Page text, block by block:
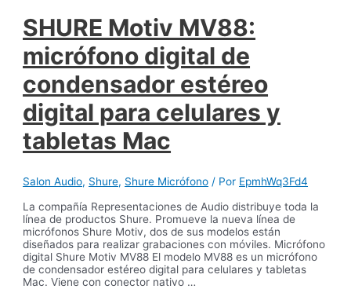
SHURE Motiv MV88:
micrófono digital de
condensador estéreo
digital para celulares y
tabletas Mac
Salon Audio, Shure, Shure Micrófono / Por EpmhWq3Fd4
La compañía Representaciones de Audio distribuye toda la
línea de productos Shure. Promueve la nueva línea de
micrófonos Shure Motiv, dos de sus modelos están
diseñados para realizar grabaciones con móviles. Micrófono
digital Shure Motiv MV88 El modelo MV88 es un micrófono
de condensador estéreo digital para celulares y tabletas
Mac. Viene con conector nativo …